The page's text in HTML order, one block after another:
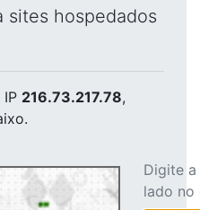
sites hospedados
216.73.217.78,
Digite
lado no